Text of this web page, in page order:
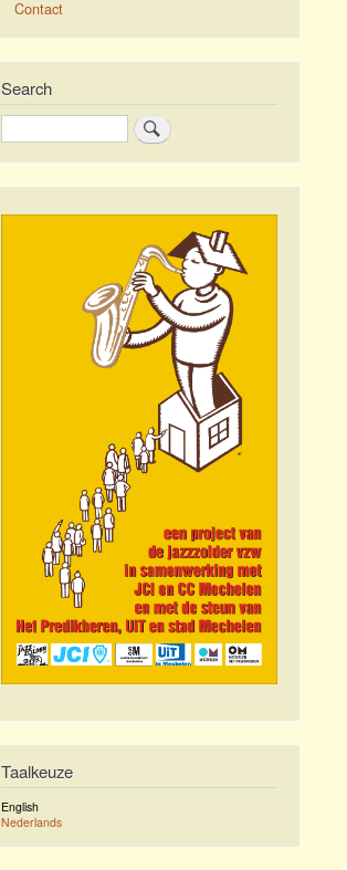
Contact
Search
Search
Taalkeuze
English
Nederlands